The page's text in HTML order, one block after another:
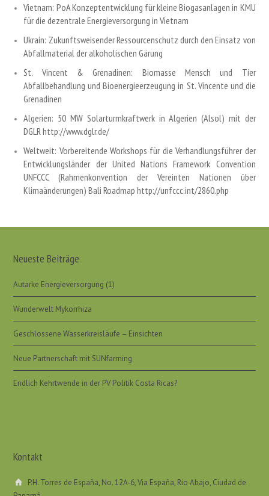
Vietnam: PoA Konzeptentwicklung für kleine Biogasanlagen in KMU
für die dezentrale Energieversorgung in Vietnam
Ukrain: Zukunftsweisender Ressourcenschutz durch den Einsatz von
Abfallmaterial der alkoholischen Gärung
St. Vincent & Grenadinen: Biomasse Mensch und Tier
Abfallbehandlung und Bioenergieerzeugung in St. Vincente und die
Grenadinen
Algerien: 50 MW Solarturmkraftwerk in Algerien (Alsol) mit der
DGLR http://www.dglr.de/
Weltweit: Vorbereitende Workshops für die Verhandlungsführer der
Entwicklungsländer der United Nations Framework Convention
UNFCCC (Rahmenkonvention der Vereinten Nationen über
Klimaänderungen) Bali Roadmaphttp://unfccc.int/2860.php
Neueste Beiträge
Autarke Energieversorgung (1)
Wunderwelt Mykorrhiza
Geschlossene Wasserkreisläufe – Einsichten
Neue Partnerschaft mit SUNfarming
Endlich Kehrtwende in der PV Politik Costa Ricas?
Kontakt
P.H. Torres de España, No. 12A-6, Via España, Rio Abajo, Ciudad de